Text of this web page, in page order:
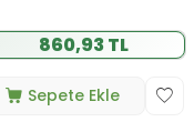
860,93 TL
Sepete Ekle